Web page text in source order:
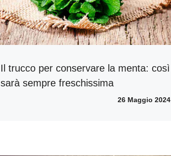
Il trucco per conservare la menta: così
sarà sempre freschissima
26 Maggio 2024